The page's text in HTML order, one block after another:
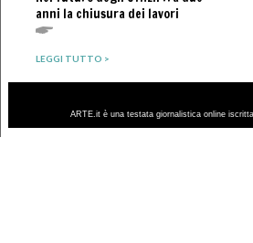
anni la chiusura dei lavori
LEGGI TUTTO >
ARTE.it è una testata giornalistica online